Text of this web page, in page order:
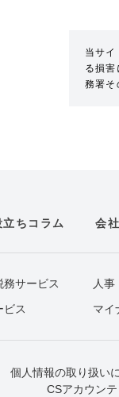
当サ
る損
務署そ
立ちコラム 会
務サービス 人事
ビス
マイ
個人情報の取り扱い
CSアカウン